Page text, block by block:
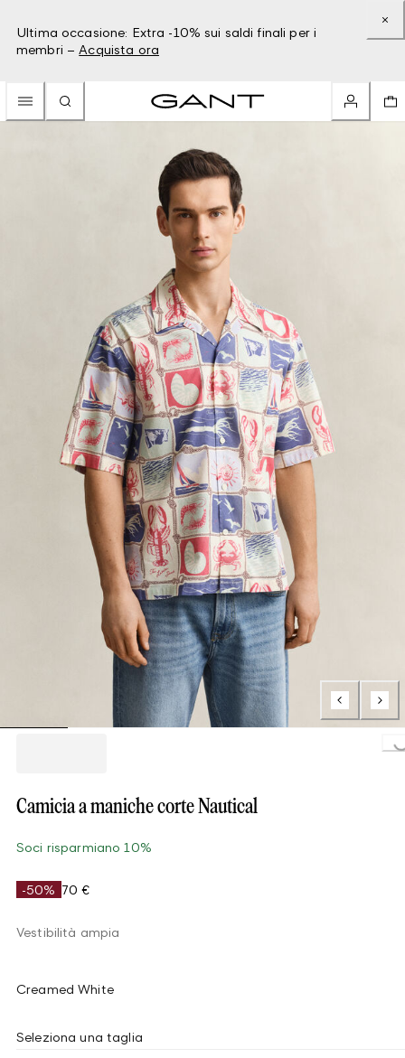
Ultima occasione: Extra -10% sui saldi finali per i
membri – Acquista ora
Loading...
Camicia a maniche corte Nautical
Soci risparmiano 10%
-50% 70 €
Vestibilità ampia
Creamed White
Seleziona una taglia